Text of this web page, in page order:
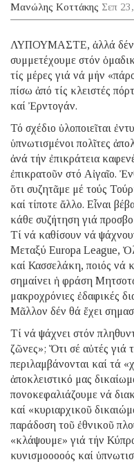
Μανώλης Κοττάκης Σεπ
ΛΥΠΟΥΜΑΣΤΕ, ἀλλά δέν
συμμετέχουμε στόν
τίς μέρες γιά νά μήν
πίσω ἀπό τίς κλειστές
καί Ἐρντογάν.
Τό σχέδιο ὑλοποιεῖται
ὑπνωτισμένοι πολῖτες
ἀνά τήν ἐπικράτεια
ἐπικρατοῦν στό Αἰγαῖο.
ὅτι συζητᾶμε μέ τούς
καί τίποτε ἄλλο. Εἶναι
κάθε συζήτηση γιά
Τί νά καθίσουν νά
Μεταξύ Europa League,
καί Κασσελάκη, ποιός νά
σημαίνει ἡ φράση
μακροχρόνιες ἐδαφικές
Μᾶλλον δέν θά ἔχει
Τί νά ψάχνει στόν
ζῶνες»; Ὅτι σέ αὐτές γιά
περιλαμβάνονται καί τά
ἀποκλειστικό μας
πονοκεφαλιάζουμε νά
καί «κυριαρχικοῦ
παράδοση τοῦ ἐθνικοῦ
«κλάψουμε» γιά τήν
κυνισμοοοοός καί